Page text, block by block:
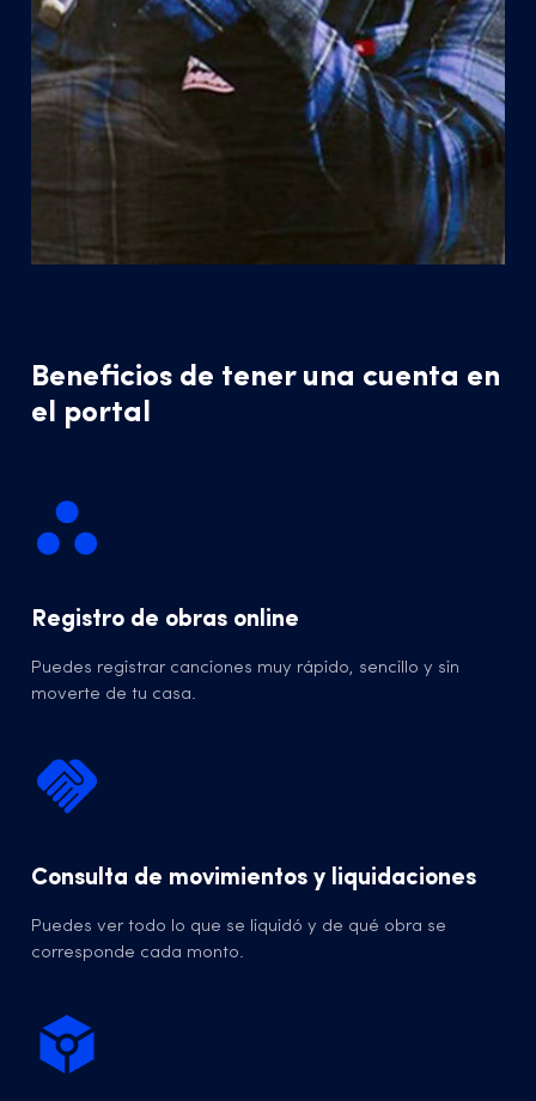
Beneficios de tener una cuenta en
el portal
Registro de obras online
Puedes registrar canciones muy rápido, sencillo y sin
moverte de tu casa.
Consulta de movimientos y liquidaciones
Puedes ver todo lo que se liquidó y de qué obra se
corresponde cada monto.